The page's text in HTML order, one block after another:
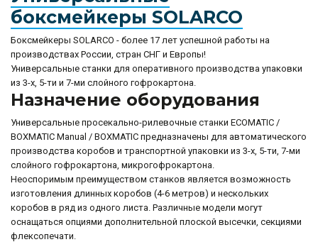
боксмейкеры SOLARCO
Боксмейкеры SOLARCO - более 17 лет успешной работы на
производствах России, стран СНГ и Европы!
Универсальные станки для оперативного производства упаковки
из 3-х, 5-ти и 7-ми слойного гофрокартона.
Назначение оборудования
Универсальные просекально-рилевочные станки ECOMATIC /
BOXMATIC Manual / BOXMATIC предназначены для автоматического
производства коробов и транспортной упаковки из 3-х, 5-ти, 7-ми
слойного гофрокартона, микрогофрокартона.
Неоспоримым преимуществом станков является возможность
изготовления длинных коробов (4-6 метров) и нескольких
коробов в ряд из одного листа. Различные модели могут
оснащаться опциями дополнительной плоской высечки, секциями
флексопечати.